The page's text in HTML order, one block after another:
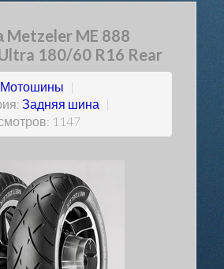
ME 888
180/60 R16 Rear
Мотошины |
Задняя шина |
1147